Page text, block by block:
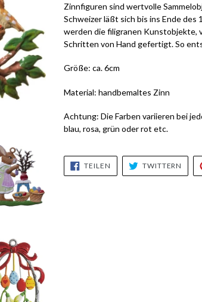
Zinnfiguren sind wertvolle
Schweizer läßt sich bis ins Ende
werden die filigranen Kunstobjekte,
Schritten von Hand gefertigt. So
Größe: ca. 6cm
Material: handbemaltes Zinn
Achtung: Die Farben variieren bei
blau, rosa, grün oder rot etc.
TEILEN
FACEBOOK
TEILEN
TWITTERN